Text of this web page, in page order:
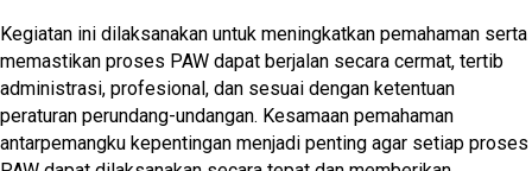
Kegiatan ini dilaksanakan untuk meningkatkan pemahaman serta
memastikan proses PAW dapat berjalan secara cermat, tertib
administrasi, profesional, dan sesuai dengan ketentuan
peraturan perundang-undangan. Kesamaan pemahaman
antarpemangku kepentingan menjadi penting agar setiap proses